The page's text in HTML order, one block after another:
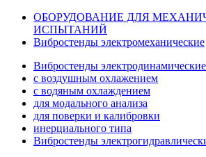
ОБОРУДОВАНИЕ ДЛЯ
ИСПЫТАНИЙ
Вибростенды электромеханические
Вибростенды электродинамические
с воздушным охлажением
с водяным охлаждением
для модального анализа
для поверки и калибровки
инерциального типа
Вибростенды